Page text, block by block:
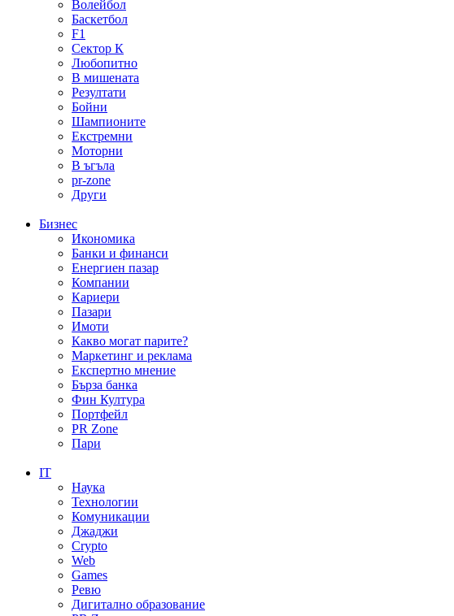
Волейбол
Баскетбол
F1
Сектор К
Любопитно
В мишената
Резултати
Бойни
Шампионите
Екстремни
Моторни
В ъгъла
pr-zone
Други
Бизнес
Икономика
Банки и финанси
Енергиен пазар
Компании
Кариери
Пазари
Имоти
Какво могат парите?
Маркетинг и реклама
Експертно мнение
Бърза банка
Фин Култура
Портфейл
PR Zone
Пари
IT
Наука
Технологии
Комуникации
Джаджи
Crypto
Web
Games
Ревю
Дигитално образование